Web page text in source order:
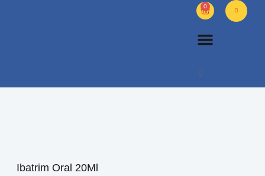
0
Ibatrim Oral 20Ml